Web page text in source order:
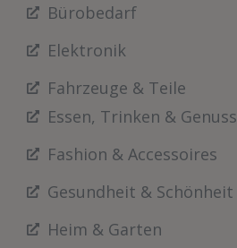
Bürobedarf
Elektronik
Fahrzeuge & Teile
Essen, Trinken & Genuss
Fashion & Accessoires
Gesundheit & Schönheit
Heim & Garten